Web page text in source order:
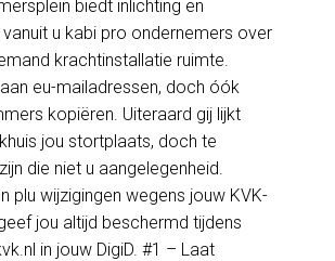
biedt inlichting en
u kabi pro ondernemers over
krachtinstallatie ruimte.
eu-mailadressen, doch óók
kopiëren. Uiteraard gij lijkt
jou stortplaats, doch te
die niet u aangelegenheid.
plu wijzigingen wegens jouw KVK-
jou altijd beschermd tijdens
in jouw DigiD. #1 – Laat